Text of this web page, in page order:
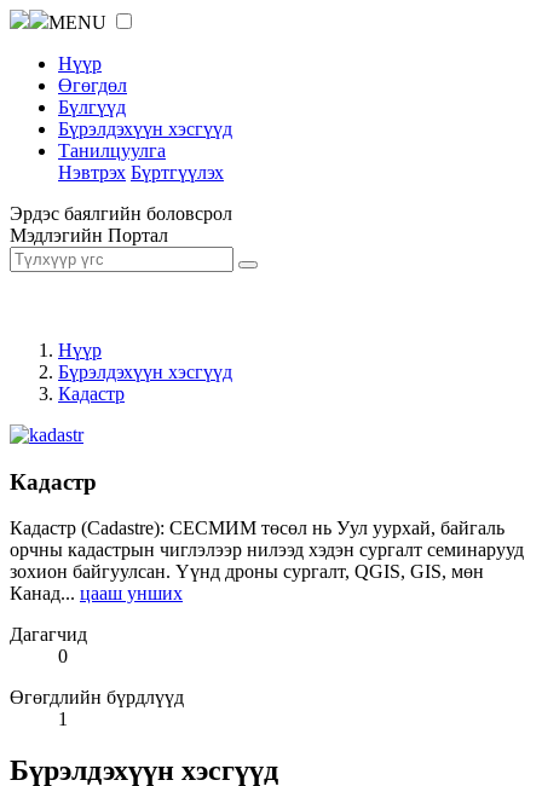
MENU
Нүүр
Өгөгдөл
Бүлгүүд
Бүрэлдэхүүн хэсгүүд
Танилцуулга
Нэвтрэх Бүртгүүлэх
Эрдэс баялгийн боловсрол
Мэдлэгийн Портал
Нүүр
Бүрэлдэхүүн хэсгүүд
Кадастр
Кадастр
Кадастр (Cadastre): СЕСМИМ төсөл нь Уул уурхай, байгаль
орчны кадастрын чиглэлээр нилээд хэдэн сургалт семинарууд
зохион байгуулсан. Үүнд дроны сургалт, QGIS, GIS, мөн
Канад... цааш унших
Дагагчид
0
Өгөгдлийн бүрдлүүд
1
Бүрэлдэхүүн хэсгүүд